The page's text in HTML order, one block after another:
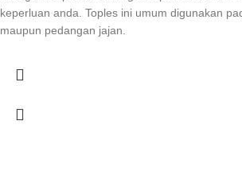
keperluan anda. Toples ini umum digunakan
maupun pedangan jajan.